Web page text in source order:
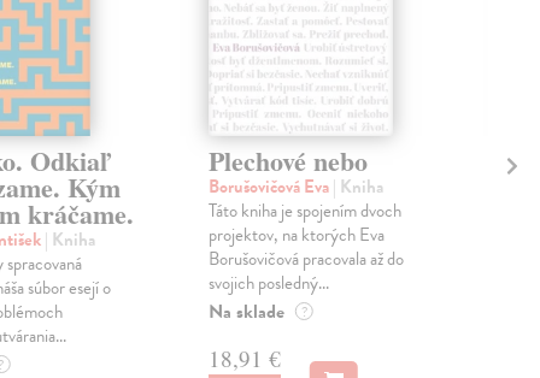
Odkiaľ
Kým
kráčame.
| Kniha
súbor esejí o
?
Plechové nebo
Borušovičová Eva| Kniha
Táto kniha je spojením dvoch
projektov, na ktorých Eva
Borušovičová pracovala až do
svojich posledný...
Na sklade ?
18,91 €